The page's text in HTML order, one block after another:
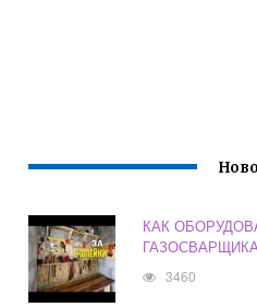
КАК
3460